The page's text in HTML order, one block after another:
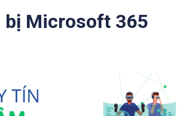
bị Microsoft 365